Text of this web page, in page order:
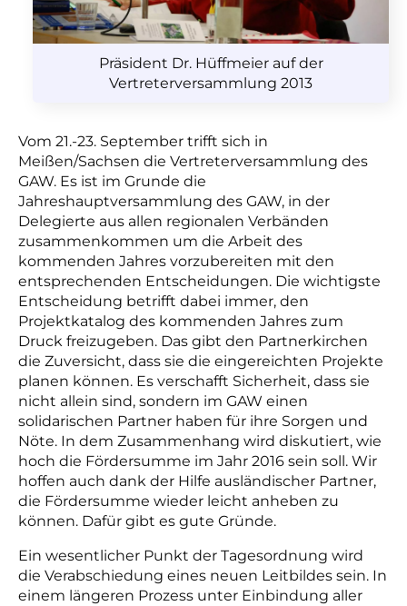
Präsident Dr. Hüffmeier auf der
Vertreterversammlung 2013
Vom 21.-23. September trifft sich in
Meißen/Sachsen die Vertreterversammlung des
GAW. Es ist im Grunde die
Jahreshauptversammlung des GAW, in der
Delegierte aus allen regionalen Verbänden
zusammenkommen um die Arbeit des
kommenden Jahres vorzubereiten mit den
entsprechenden Entscheidungen. Die wichtigste
Entscheidung betrifft dabei immer, den
Projektkatalog des kommenden Jahres zum
Druck freizugeben. Das gibt den Partnerkirchen
die Zuversicht, dass sie die eingereichten Projekte
planen können. Es verschafft Sicherheit, dass sie
nicht allein sind, sondern im GAW einen
solidarischen Partner haben für ihre Sorgen und
Nöte. In dem Zusammenhang wird diskutiert, wie
hoch die Fördersumme im Jahr 2016 sein soll. Wir
hoffen auch dank der Hilfe ausländischer Partner,
die Fördersumme wieder leicht anheben zu
können. Dafür gibt es gute Gründe.
Ein wesentlicher Punkt der Tagesordnung wird
die Verabschiedung eines neuen Leitbildes sein. In
einem längeren Prozess unter Einbindung aller